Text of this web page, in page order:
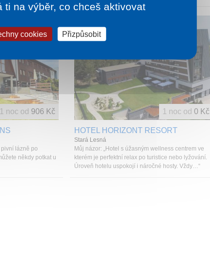
lázně po
někdy potkat u
1 noc od 906 Kč
HOTEL HORIZONT RESORT
Stará Lesná
Můj názor: „Hotel s úžasným wellness centrem ve
kterém je perfektní relax po turistice nebo lyžování.
Úroveň hotelu uspokojí i náročné hosty. Vždy…“
1 noc od 0 Kč
ti na výběr, co chceš aktivovat
cookies Přizpůsobit